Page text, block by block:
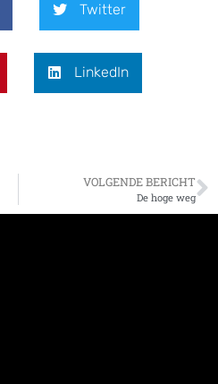
Twitter
LinkedIn
VOLGENDE BERICHT
De hoge weg